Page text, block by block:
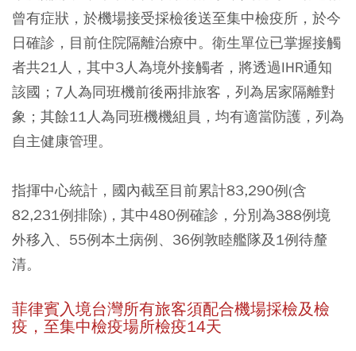
曾有症狀，於機場接受採檢後送至集中檢疫所，於今
日確診，目前住院隔離治療中。衛生單位已掌握接觸
者共21人，其中3人為境外接觸者，將透過IHR通知
該國；7人為同班機前後兩排旅客，列為居家隔離對
象；其餘11人為同班機機組員，均有適當防護，列為
自主健康管理。
指揮中心統計，國內截至目前累計83,290例(含
82,231例排除)，其中480例確診，分別為388例境
外移入、55例本土病例、36例敦睦艦隊及1例待釐
清。
菲律賓入境台灣所有旅客須配合機場採檢及檢
疫，至集中檢疫場所檢疫14天